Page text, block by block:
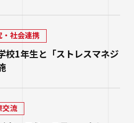
・社会連携
校1年生と「ストレスマネジ
交流